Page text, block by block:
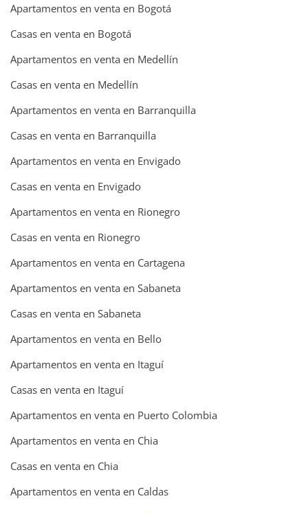
Apartamentos en venta en Bogotá
Casas en venta en Bogotá
Apartamentos en venta en Medellín
Casas en venta en Medellín
Apartamentos en venta en Barranquilla
Casas en venta en Barranquilla
Apartamentos en venta en Envigado
Casas en venta en Envigado
Apartamentos en venta en Rionegro
Casas en venta en Rionegro
Apartamentos en venta en Cartagena
Apartamentos en venta en Sabaneta
Casas en venta en Sabaneta
Apartamentos en venta en Bello
Apartamentos en venta en Itaguí
Casas en venta en Itaguí
Apartamentos en venta en Puerto Colombia
Apartamentos en venta en Chia
Casas en venta en Chia
Apartamentos en venta en Caldas